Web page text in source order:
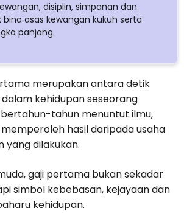
disiplin, simpanan dan
asas kewangan kukuh serta
panjang.
merupakan antara detik
kehidupan seseorang
tahun menuntut ilmu,
hasil daripada usaha
yang dilakukan.
gaji pertama bukan sekadar
simbol kebebasan, kejayaan dan
kehidupan.